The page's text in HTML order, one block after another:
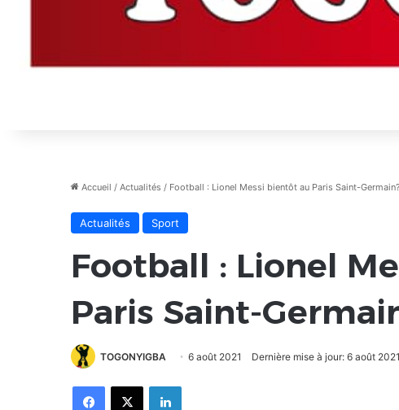
Accueil / Actualités / Football : Lionel Messi bientôt au Paris Saint-Germain?
Actualités Sport
Football : Lionel
Paris Saint-
TOGONYIGBA 6 août 2021 Dernière mise à jour: 6 août 2021
FacebookX Linkedin